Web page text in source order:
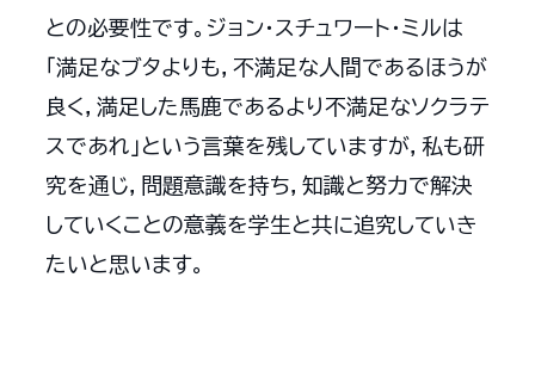
との必要性です。ジョン・スチュワート・ミルは
「満足なブタよりも，不満足な人間であるほうが
良く，満足した馬鹿であるより不満足なソクラテ
スであれ」という言葉を残していますが，私も研
究を通じ，問題意識を持ち，知識と努力で解決
していくことの意義を学生と共に追究していき
たいと思います。